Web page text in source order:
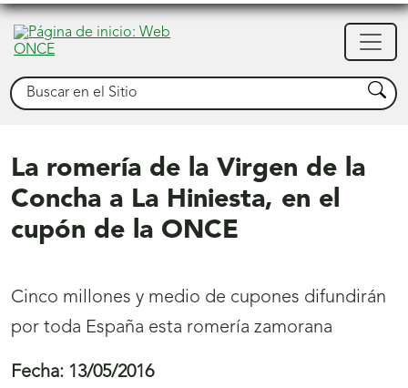
Buscar Buscar
La romería de la Virgen de la
Concha a La Hiniesta, en el
cupón de la ONCE
Cinco millones y medio de cupones difundirán
por toda España esta romería zamorana
Fecha: 13/05/2016